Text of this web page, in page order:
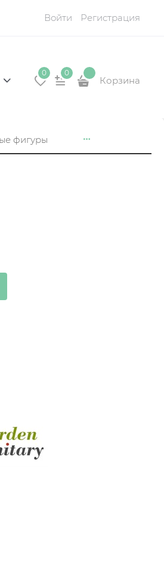
Войти Регистрация
0 0
Корзина
фигуры